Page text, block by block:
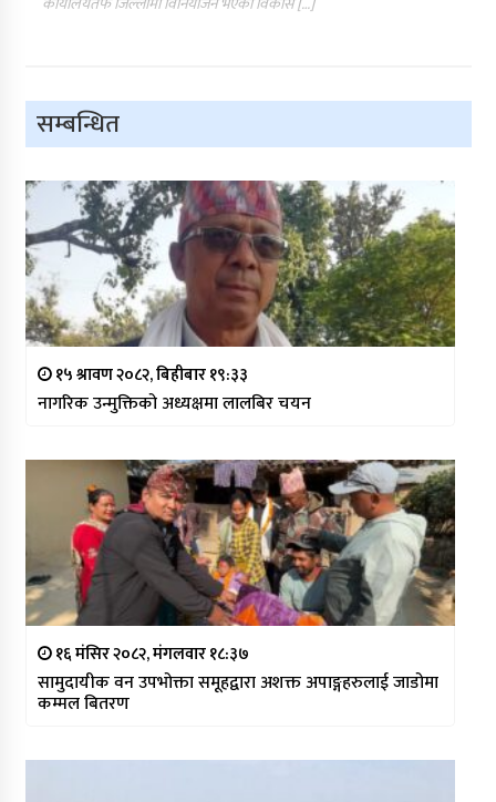
सम्बन्धित
१५ श्रावण २०८२, बिहीबार १९:३३
नागरिक उन्मुक्तिको अध्यक्षमा लालबिर चयन
१६ मंसिर २०८२, मंगलवार १८:३७
सामुदायीक वन उपभोक्ता समूहद्वारा अशक्त अपाङ्गहरुलाई जाडोमा
कम्मल बितरण